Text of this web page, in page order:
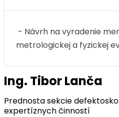
- Návrh na vyradenie
metrologickej a fyzickej
Ing. Tibor Lanča
Prednosta sekcie
expertíznych činností